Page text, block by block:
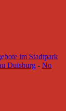
im Stadtpark
Duisburg - No